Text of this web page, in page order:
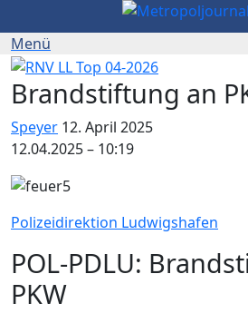
Brandstiftung an
Speyer 12. April 2025
12.04.2025 – 10:19
Polizeidirektion Ludwigshafen
POL-PDLU:
PKW